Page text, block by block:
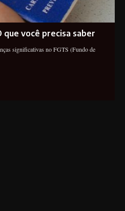
que você precisa saber
significativas no FGTS (Fundo de